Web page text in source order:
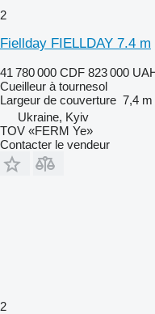
2
Fiellday FIELLDAY 7.4 m
41 780 000 CDF 823 000
Cueilleur à tournesol
Largeur de couverture 7,4 m
Ukraine, Kyiv
TOV «FERM Ye»
Contacter le vendeur
2